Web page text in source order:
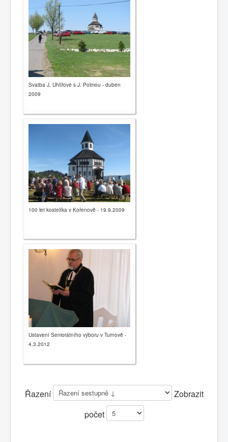
Svatba J. Uhlířové s J. Polmou - duben
2009
100 let kostelíka v Kořenově - 19.9.2009
Ustavení Seniorátního výboru v Turnově -
4.3.2012
Řazení
Zobrazit
počet